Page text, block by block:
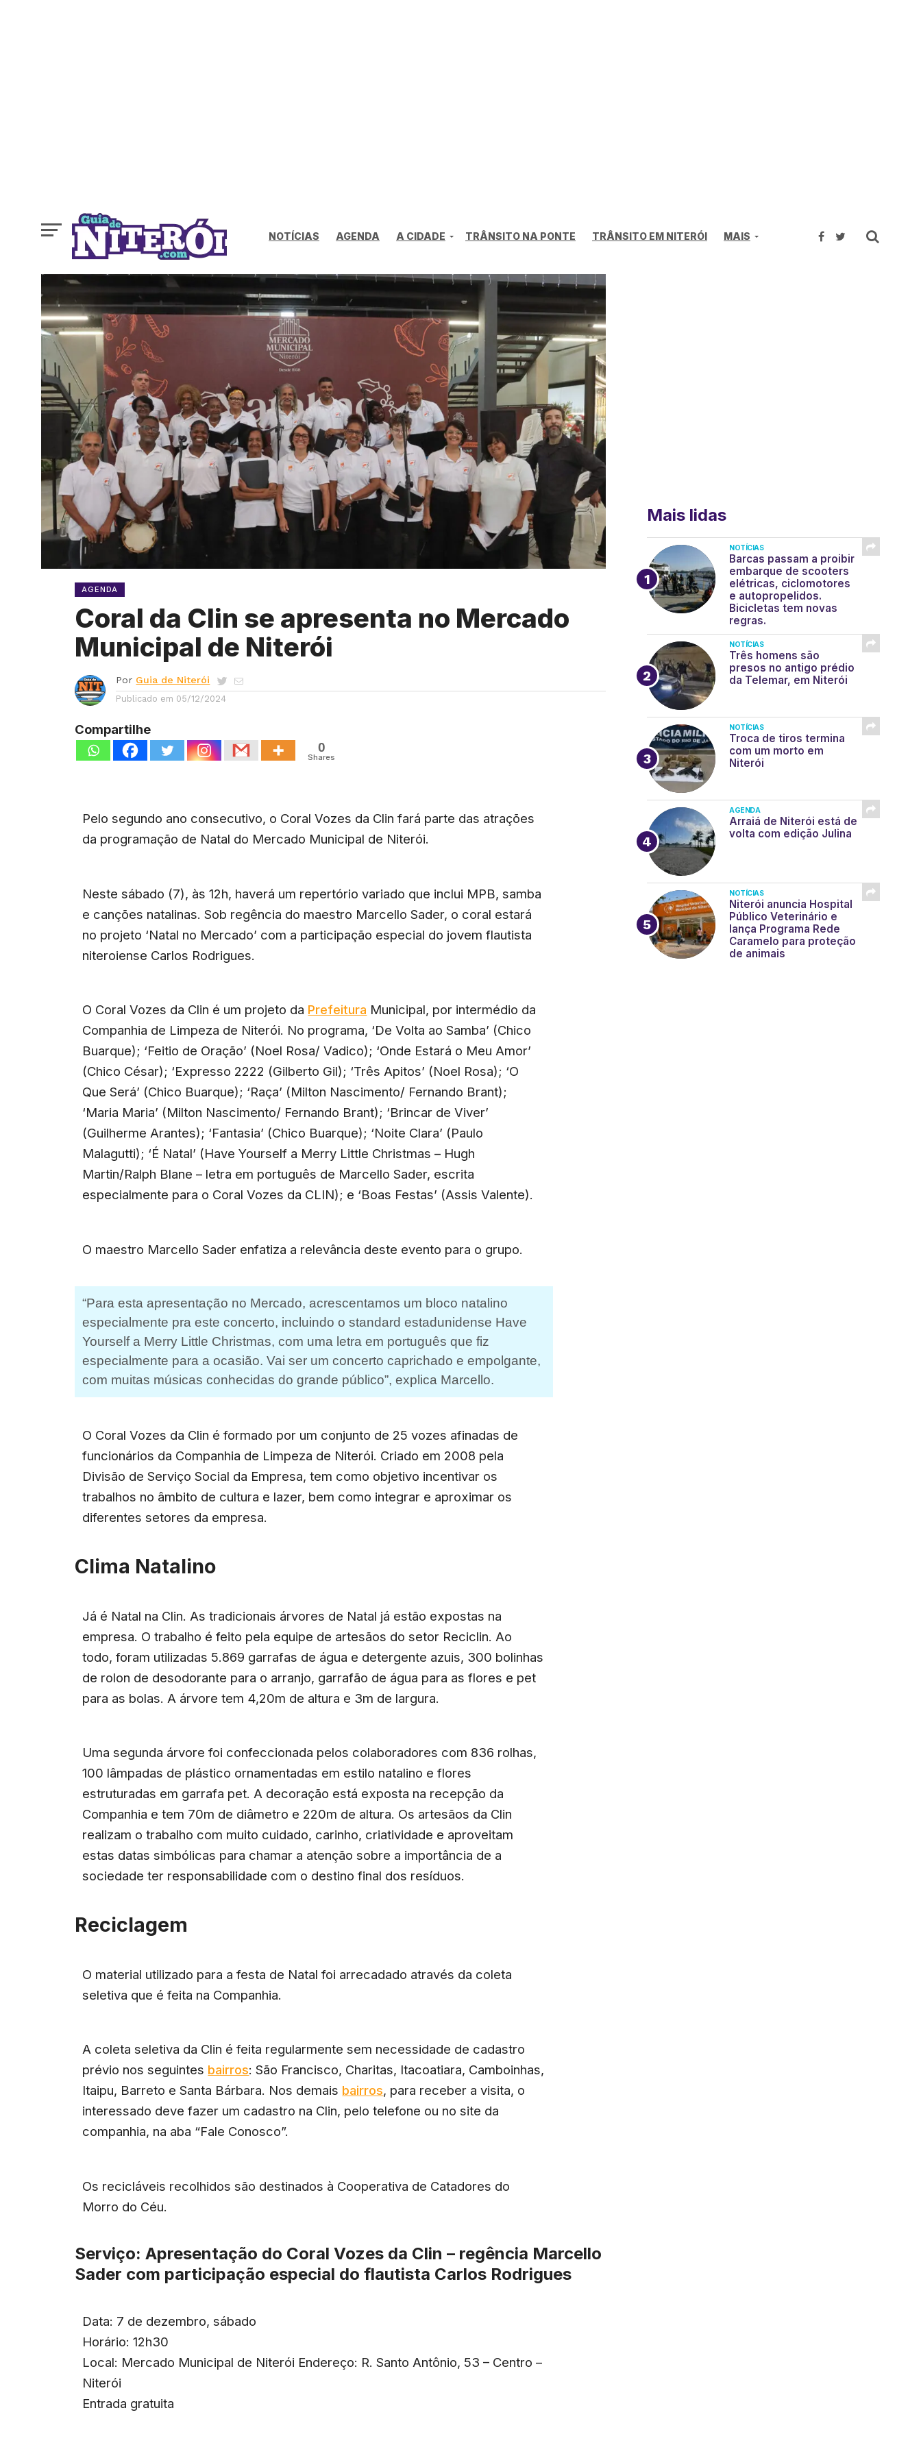
NOTÍCIAS AGENDA A CIDADE TRÂNSITO NA PONTE TRÂNSITO EM NITERÓI MAIS
AGENDA
Coral da Clin se apresenta no Mercado
Municipal de Niterói
Por Guia de Niterói
Publicado em 05/12/2024
Compartilhe
0
Shares
Pelo segundo ano consecutivo, o Coral Vozes da Clin fará parte das atrações
da programação de Natal do Mercado Municipal de Niterói.
Neste sábado (7), às 12h, haverá um repertório variado que inclui MPB, samba
e canções natalinas. Sob regência do maestro Marcello Sader, o coral estará
no projeto ‘Natal no Mercado’ com a participação especial do jovem flautista
niteroiense Carlos Rodrigues.
O Coral Vozes da Clin é um projeto da Prefeitura Municipal, por intermédio da
Companhia de Limpeza de Niterói. No programa, ‘De Volta ao Samba’ (Chico
Buarque); ‘Feitio de Oração’ (Noel Rosa/ Vadico); ‘Onde Estará o Meu Amor’
(Chico César); ‘Expresso 2222 (Gilberto Gil); ‘Três Apitos’ (Noel Rosa); ‘O
Que Será’ (Chico Buarque); ‘Raça’ (Milton Nascimento/ Fernando Brant);
‘Maria Maria’ (Milton Nascimento/ Fernando Brant); ‘Brincar de Viver’
(Guilherme Arantes); ‘Fantasia’ (Chico Buarque); ‘Noite Clara’ (Paulo
Malagutti); ‘É Natal’ (Have Yourself a Merry Little Christmas – Hugh
Martin/Ralph Blane – letra em português de Marcello Sader, escrita
especialmente para o Coral Vozes da CLIN); e ‘Boas Festas’ (Assis Valente).
O maestro Marcello Sader enfatiza a relevância deste evento para o grupo.
“Para esta apresentação no Mercado, acrescentamos um bloco natalino
especialmente pra este concerto, incluindo o standard estadunidense Have
Yourself a Merry Little Christmas, com uma letra em português que fiz
especialmente para a ocasião. Vai ser um concerto caprichado e empolgante,
com muitas músicas conhecidas do grande público”, explica Marcello.
O Coral Vozes da Clin é formado por um conjunto de 25 vozes afinadas de
funcionários da Companhia de Limpeza de Niterói. Criado em 2008 pela
Divisão de Serviço Social da Empresa, tem como objetivo incentivar os
trabalhos no âmbito de cultura e lazer, bem como integrar e aproximar os
diferentes setores da empresa.
Clima Natalino
Já é Natal na Clin. As tradicionais árvores de Natal já estão expostas na
empresa. O trabalho é feito pela equipe de artesãos do setor Reciclin. Ao
todo, foram utilizadas 5.869 garrafas de água e detergente azuis, 300 bolinhas
de rolon de desodorante para o arranjo, garrafão de água para as flores e pet
para as bolas. A árvore tem 4,20m de altura e 3m de largura.
Uma segunda árvore foi confeccionada pelos colaboradores com 836 rolhas,
100 lâmpadas de plástico ornamentadas em estilo natalino e flores
estruturadas em garrafa pet. A decoração está exposta na recepção da
Companhia e tem 70m de diâmetro e 220m de altura. Os artesãos da Clin
realizam o trabalho com muito cuidado, carinho, criatividade e aproveitam
estas datas simbólicas para chamar a atenção sobre a importância de a
sociedade ter responsabilidade com o destino final dos resíduos.
Reciclagem
O material utilizado para a festa de Natal foi arrecadado através da coleta
seletiva que é feita na Companhia.
A coleta seletiva da Clin é feita regularmente sem necessidade de cadastro
prévio nos seguintes bairros: São Francisco, Charitas, Itacoatiara, Camboinhas,
Itaipu, Barreto e Santa Bárbara. Nos demais bairros, para receber a visita, o
interessado deve fazer um cadastro na Clin, pelo telefone ou no site da
companhia, na aba “Fale Conosco”.
Os recicláveis recolhidos são destinados à Cooperativa de Catadores do
Morro do Céu.
Serviço: Apresentação do Coral Vozes da Clin – regência Marcello
Sader com participação especial do flautista Carlos Rodrigues
Data: 7 de dezembro, sábado
Horário: 12h30
Local: Mercado Municipal de Niterói Endereço: R. Santo Antônio, 53 – Centro –
Niterói
Entrada gratuita
Mais lidas
NOTÍCIAS
Barcas passam a proibir
embarque de scooters
elétricas, ciclomotores
e autopropelidos.
Bicicletas tem novas
regras.
NOTÍCIAS
Três homens são
presos no antigo prédio
da Telemar, em Niterói
NOTÍCIAS
Troca de tiros termina
com um morto em
Niterói
AGENDA
Arraiá de Niterói está de
volta com edição Julina
NOTÍCIAS
Niterói anuncia Hospital
Público Veterinário e
lança Programa Rede
Caramelo para proteção
de animais